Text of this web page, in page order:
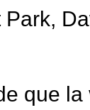
Park,
que